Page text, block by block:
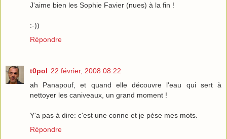
J'aime bien les Sophie Favier (nues) à la fin !
:-))
Répondre
t0pol 22 février, 2008 08:22
ah Panapouf, et quand elle découvre l'eau qui sert à
nettoyer les caniveaux, un grand moment !
Y'a pas à dire: c'est une conne et je pèse mes mots.
Répondre